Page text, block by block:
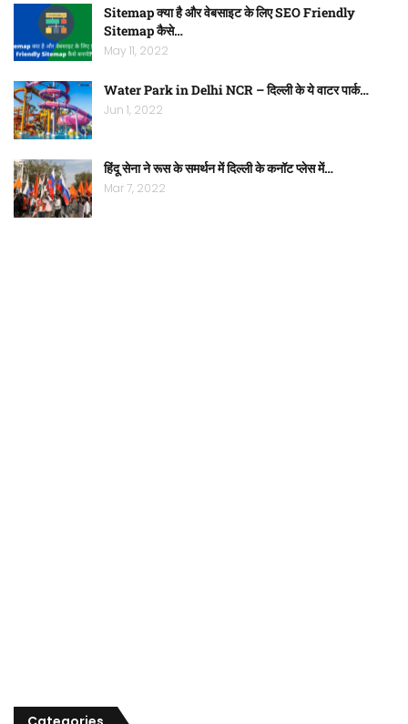
Sitemap क्या है और वेबसाइट के लिए SEO Friendly
Sitemap कैसे…
May 11, 2022
Water Park in Delhi NCR – दिल्ली के ये वाटर पार्क…
Jun 1, 2022
हिंदू सेना ने रूस के समर्थन में दिल्ली के कनॉट प्लेस में…
Mar 7, 2022